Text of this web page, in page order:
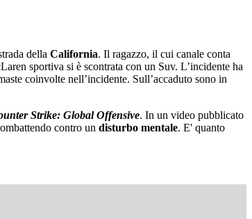
della California. Il ragazzo, il cui canale conta
sportiva si è scontrata con un Suv. L’incidente ha
coinvolte nell’incidente. Sull’accaduto sono in
Strike: Global Offensive. In un video pubblicato
contro un disturbo mentale. E' quanto